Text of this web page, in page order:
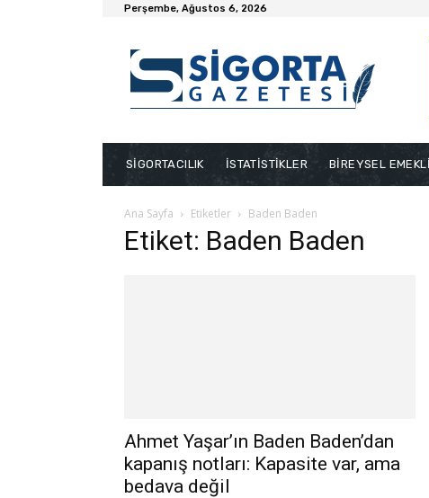
Perşembe, Ağustos 6, 2026
SİGORTACILIK İSTATİSTİKLER BİREYSEL
Ana Sayfa Etiketler Baden Baden
Etiket: Baden Baden
Ahmet Yaşar’ın Baden Baden’dan
kapanış notları: Kapasite var, ama
bedava değil